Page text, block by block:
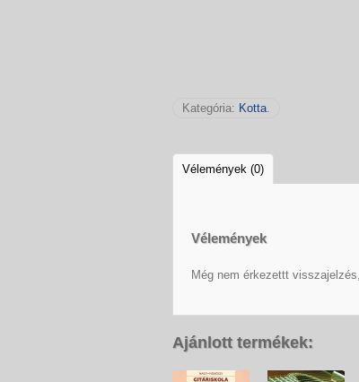
Kategória: Kotta
Vélemények (0)
Vélemények
Még nem érkezettt visszajelzés,
Ajánlott termékek: